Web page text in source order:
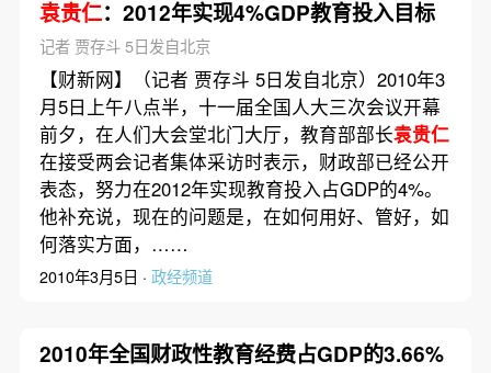
袁贵仁：2012年实现4%GDP教育投入目标
记者 贾存斗 5日发自北京
【财新网】（记者 贾存斗 5日发自北京）2010年3
月5日上午八点半，十一届全国人大三次会议开幕
前夕，在人们大会堂北门大厅，教育部部长袁贵仁
在接受两会记者集体采访时表示，财政部已经公开
表态，努力在2012年实现教育投入占GDP的4%。
他补充说，现在的问题是，在如何用好、管好，如
何落实方面，……
2010年3月5日 · 政经频道
2010年全国财政性教育经费占GDP的3.66%